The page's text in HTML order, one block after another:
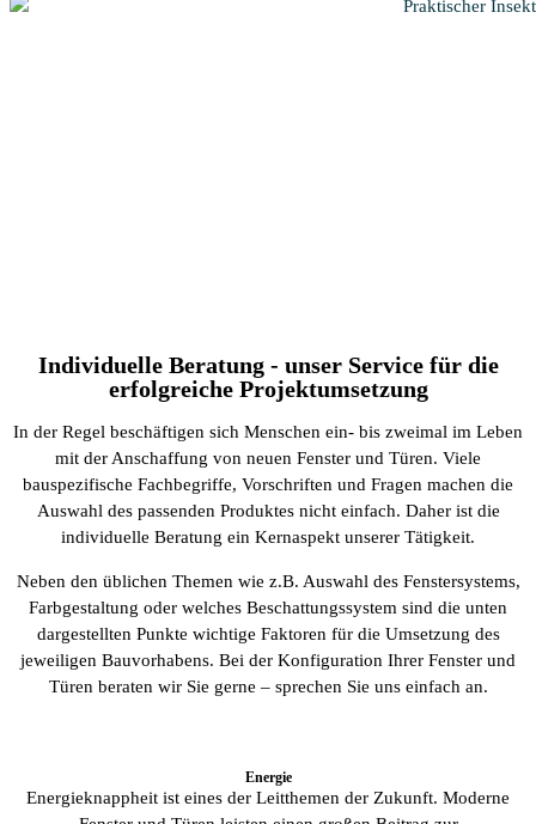
Individuelle Beratung - unser Service für die
erfolgreiche Projektumsetzung
In der Regel beschäftigen sich Menschen ein- bis zweimal im Leben
mit der Anschaffung von neuen Fenster und Türen. Viele
bauspezifische Fachbegriffe, Vorschriften und Fragen machen die
Auswahl des passenden Produktes nicht einfach. Daher ist die
individuelle Beratung ein Kernaspekt unserer Tätigkeit.
Neben den üblichen Themen wie z.B. Auswahl des Fenstersystems,
Farbgestaltung oder welches Beschattungssystem sind die unten
dargestellten Punkte wichtige Faktoren für die Umsetzung des
jeweiligen Bauvorhabens. Bei der Konfiguration Ihrer Fenster und
Türen beraten wir Sie gerne – sprechen Sie uns einfach an.
Energie
Energieknappheit ist eines der Leitthemen der Zukunft. Moderne